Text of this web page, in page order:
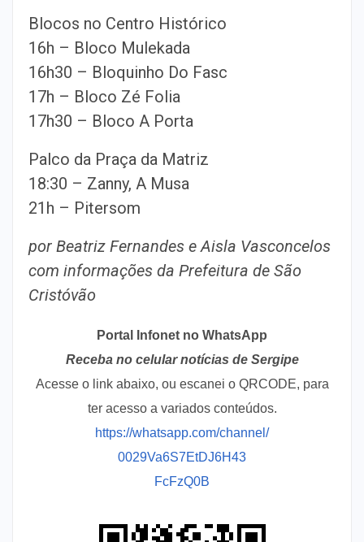
Blocos no Centro Histórico
16h – Bloco Mulekada
16h30 – Bloquinho Do Fasc
17h – Bloco Zé Folia
17h30 – Bloco A Porta
Palco da Praça da Matriz
18:30 – Zanny, A Musa
21h – Pitersom
por Beatriz Fernandes e Aisla Vasconcelos
com informações da Prefeitura de São
Cristóvão
Portal Infonet no WhatsApp
Receba no celular notícias de Sergipe
Acesse o link abaixo, ou escanei o QRCODE, para
ter acesso a variados conteúdos.
https://whatsapp.com/channel/
0029Va6S7EtDJ6H43
FcFzQ0B